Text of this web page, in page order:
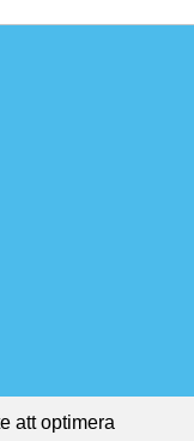
att optimera